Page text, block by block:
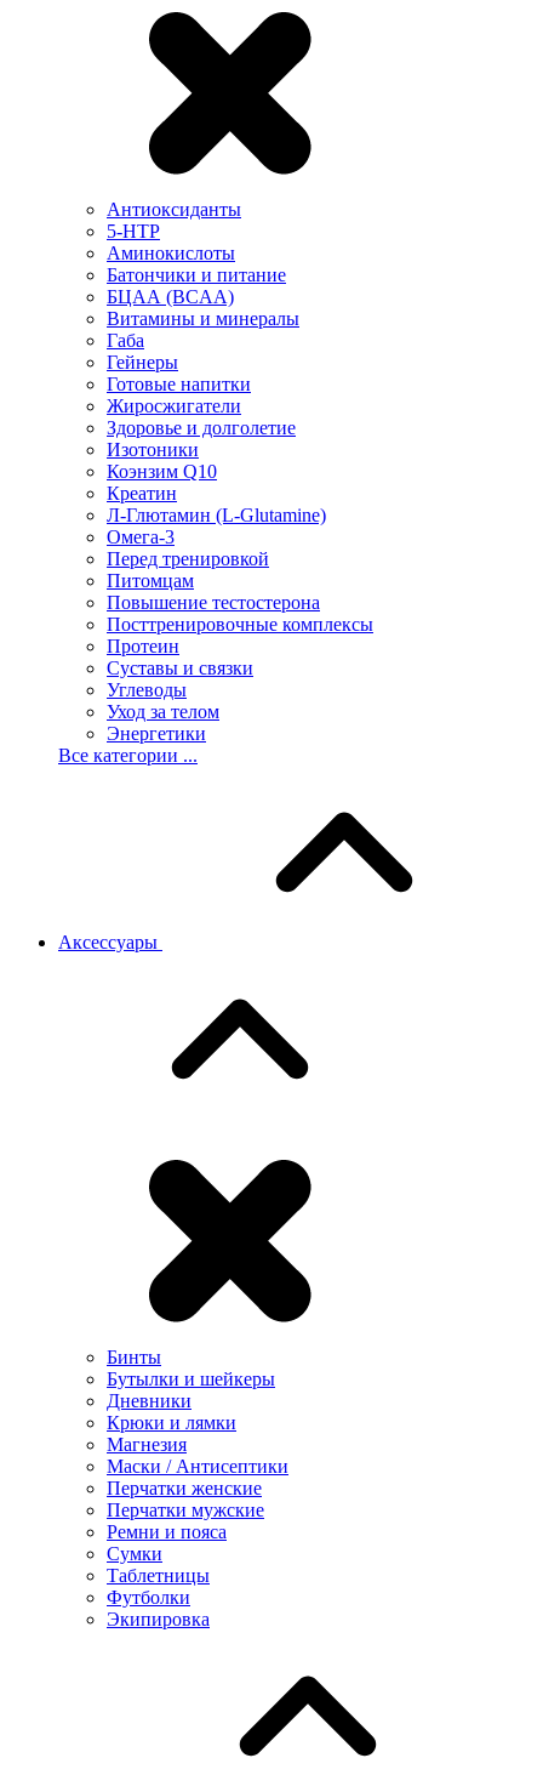
Антиоксиданты
5-HTP
Аминокислоты
Батончики и питание
БЦАА (BCAA)
Витамины и минералы
Габа
Гейнеры
Готовые напитки
Жиросжигатели
Здоровье и долголетие
Изотоники
Коэнзим Q10
Креатин
Л-Глютамин (L-Glutamine)
Омега-3
Перед тренировкой
Питомцам
Повышение тестостерона
Посттренировочные комплексы
Протеин
Суставы и связки
Углеводы
Уход за телом
Энергетики
Все категории ...
Аксессуары
Бинты
Бутылки и шейкеры
Дневники
Крюки и лямки
Магнезия
Маски / Антисептики
Перчатки женские
Перчатки мужские
Ремни и пояса
Сумки
Таблетницы
Футболки
Экипировка